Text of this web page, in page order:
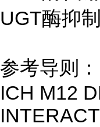
UGT酶抑
参考导则：
ICH M12